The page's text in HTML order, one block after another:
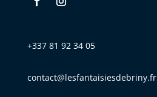
+337 81 92 34 05
contact@lesfantaisiesdebriny.fr